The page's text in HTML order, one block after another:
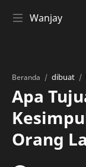
Wanjay
Beranda dibuat
Apa
Orang